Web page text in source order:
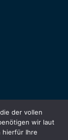
der vollen
wir laut
hierfür Ihre